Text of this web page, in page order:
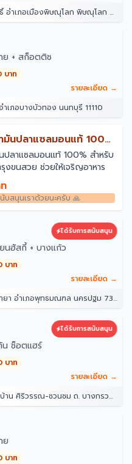
เภอเมืองพิษณุโลก พิษณุโลก 65000
ย + สก็อตติช
บาท
รายละเอียด →
ภอบางบัวทอง นนทบุรี 11110
ำมันปลาแซลมอนแท้ 100%
แมว
นปลาแซลมอนแท้ 100% สำหรับ
งขนสวย ช่วยให้เจริญอาหาร
สนุนเราด้วยนะครับ 🙏
ได้รับการสนับสนุน
ยนฮัสกี้ + บางแก้ว
บาท
รายละเอียด →
อำเภอพุทธมณฑล นครปฐม 73170
ได้รับการสนับสนุน
น ช็อตแฮร์
บาท
รายละเอียด →
วย - ไทรน้อย ตำบล บางบัวทอง อำเภอบางบัวทอง นนทบุรี 11110
ย
บาท